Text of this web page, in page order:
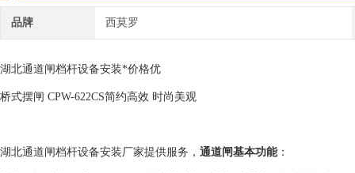
品牌 西莫罗
湖北通道闸档杆设备安装*价格优
桥式摆闸 CPW-622CS简约高效 时尚美观
湖北通道闸档杆设备安装厂家提供服务， 通道闸基本功能：